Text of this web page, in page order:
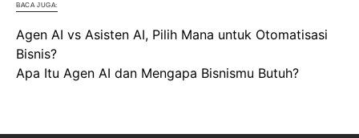
BACA JUGA:
Agen AI vs Asisten AI, Pilih Mana untuk Otomatisasi
Bisnis?
Apa Itu Agen AI dan Mengapa Bisnismu Butuh?